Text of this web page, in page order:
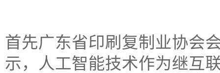
首先广东省印刷复制业协会
示，人工智能技术作为继互